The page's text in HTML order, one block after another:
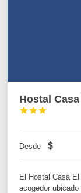
Hostal



Desde $
El Hostal Casa
acogedor